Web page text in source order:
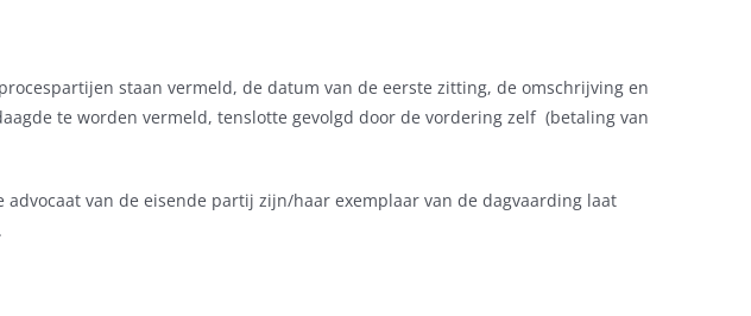
staan vermeld, de datum van de eerste zitting, de omschrijving en
te worden vermeld, tenslotte gevolgd door de vordering zelf (betaling van
van de eisende partij zijn/haar exemplaar van de dagvaarding laat